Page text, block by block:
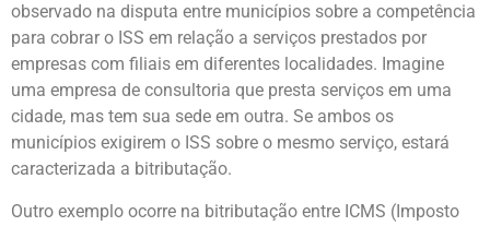
observado na disputa entre municípios sobre a competência
para cobrar o ISS em relação a serviços prestados por
empresas com filiais em diferentes localidades. Imagine
uma empresa de consultoria que presta serviços em uma
cidade, mas tem sua sede em outra. Se ambos os
municípios exigirem o ISS sobre o mesmo serviço, estará
caracterizada a bitributação.
Outro exemplo ocorre na bitributação entre ICMS (Imposto